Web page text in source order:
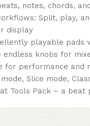
notes, chords,
Split, play,
display
playable pads
endless knobs for
for performance and
Slice mode,
Tools Pack – a